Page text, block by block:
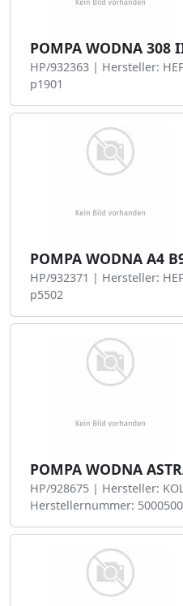
POMPA WODNA 308
HP/932363 | Hersteller:
p1901
POMPA WODNA A4
HP/932371 | Hersteller:
p5502
POMPA WODNA
HP/928675 | Hersteller:
Herstellernummer: